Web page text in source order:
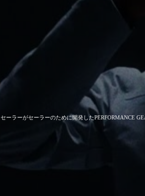
セーラーがセーラーのために開発したPERFORMANCE